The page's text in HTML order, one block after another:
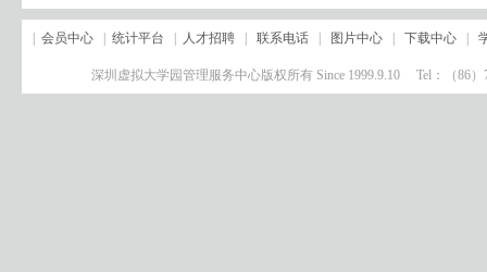
会员中心 统计平台 人才招聘 联系电话 图片中心 下载中心
深圳虚拟大学园管理服务中心版权所有 Since 1999.9.10 Tel：（